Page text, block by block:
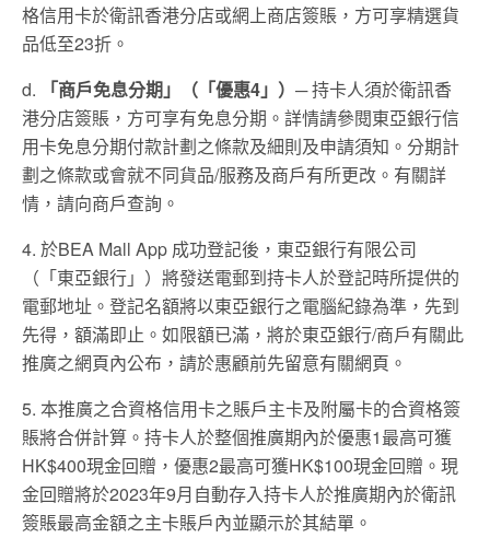
格信用卡於衛訊香港分店或網上商店簽賬，方可享精選貨
品低至23折。
d.
「商戶免息分期」（「優惠4」） ─ 持卡人須於衛訊香
港分店簽賬，方可享有免息分期。詳情請參閱東亞銀行信
用卡免息分期付款計劃之條款及細則及申請須知。分期計
劃之條款或會就不同貨品/服務及商戶有所更改。有關詳
情，請向商戶查詢。
4. 於BEA Mall App 成功登記後，東亞銀行有限公司
（「東亞銀行」）將發送電郵到持卡人於登記時所提供的
電郵地址。登記名額將以東亞銀行之電腦紀錄為準，先到
先得，額滿即止。如限額已滿，將於東亞銀行/商戶有關此
推廣之網頁內公布，請於惠顧前先留意有關網頁。
5. 本推廣之合資格信用卡之賬戶主卡及附屬卡的合資格簽
賬將合併計算。持卡人於整個推廣期內於優惠1最高可獲
HK$400現金回贈，優惠2最高可獲HK$100現金回贈。現
金回贈將於2023年9月自動存入持卡人於推廣期內於衛訊
簽賬最高金額之主卡賬戶內並顯示於其結單。